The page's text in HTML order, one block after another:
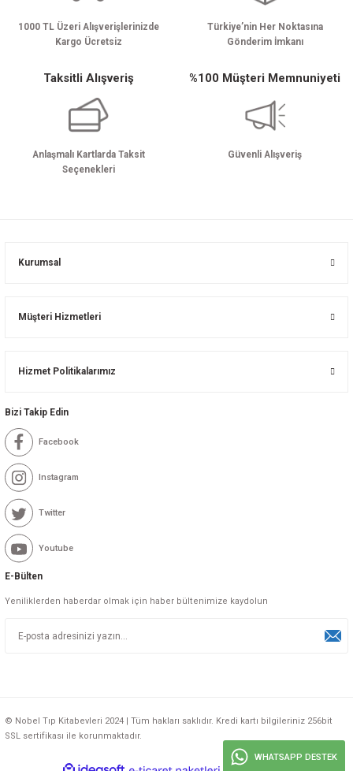
1000 TL Üzeri Alışverişlerinizde
Kargo Ücretsiz
Türkiye’nin Her Noktasına
Gönderim İmkanı
Taksitli Alışveriş
Anlaşmalı Kartlarda Taksit
Seçenekleri
%100 Müşteri Memnuniyeti
Güvenli Alışveriş
Kurumsal
Müşteri Hizmetleri
Hizmet Politikalarımız
Bizi Takip Edin
Facebook
Instagram
Twitter
Youtube
E-Bülten
Yeniliklerden haberdar olmak için haber bültenimize kaydolun
© Nobel Tıp Kitabevleri 2024 | Tüm hakları saklıdır. Kredi kartı bilgileriniz 256bit
SSL sertifikası ile korunmaktadır.
WHATSAPP DESTEK
ideasoft